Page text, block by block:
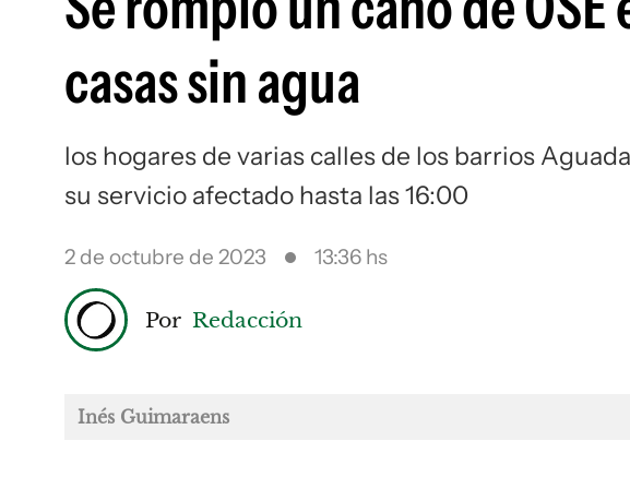
casas sin agua
los hogares de varias calles de los barrios
su servicio afectado hasta las 16:00
2 de octubre de 2023 13:36 hs
Por Redacción
Inés Guimaraens